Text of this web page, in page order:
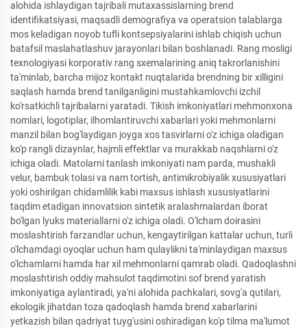
alohida ishlaydigan tajribali mutaxassislarning brend
identifikatsiyasi, maqsadli demografiya va operatsion talablarga
mos keladigan noyob tufli kontsepsiyalarini ishlab chiqish uchun
batafsil maslahatlashuv jarayonlari bilan boshlanadi. Rang mosligi
texnologiyasi korporativ rang sxemalarining aniq takrorlanishini
ta'minlab, barcha mijoz kontakt nuqtalarida brendning bir xilligini
saqlash hamda brend tanilganligini mustahkamlovchi izchil
ko'rsatkichli tajribalarni yaratadi. Tikish imkoniyatlari mehmonxona
nomlari, logotiplar, ilhomlantiruvchi xabarlari yoki mehmonlarni
manzil bilan bog'laydigan joyga xos tasvirlarni o'z ichiga oladigan
ko'p rangli dizaynlar, hajmli effektlar va murakkab naqshlarni o'z
ichiga oladi. Matolarni tanlash imkoniyati nam parda, mushakli
velur, bambuk tolasi va nam tortish, antimikrobiyalik xususiyatlari
yoki oshirilgan chidamlilik kabi maxsus ishlash xususiyatlarini
taqdim etadigan innovatsion sintetik aralashmalardan iborat
bo'lgan lyuks materiallarni o'z ichiga oladi. O'lcham doirasini
moslashtirish farzandlar uchun, kengaytirilgan kattalar uchun, turli
o'lchamdagi oyoqlar uchun ham qulaylikni ta'minlaydigan maxsus
o'lchamlarni hamda har xil mehmonlarni qamrab oladi. Qadoqlashni
moslashtirish oddiy mahsulot taqdimotini sof brend yaratish
imkoniyatiga aylantiradi, ya'ni alohida pachkalari, sovg'a qutilari,
ekologik jihatdan toza qadoqlash hamda brend xabarlarini
yetkazish bilan qadriyat tuyg'usini oshiradigan ko'p tilma ma'lumot